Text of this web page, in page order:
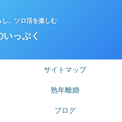
し、ソロ活を楽しむ
いっぷく
サイトマップ
熟年離婚
ブログ